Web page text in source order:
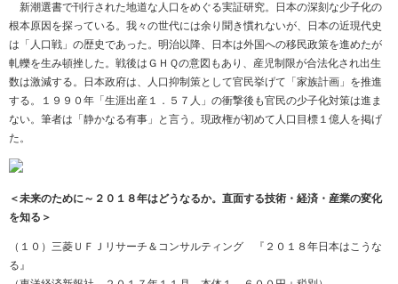
新潮選書で刊行された地道な人口をめぐる実証研究。日本の深刻な少子化の
根本原因を探っている。我々の世代には余り聞き慣れないが、日本の近現代史
は「人口戦」の歴史であった。明治以降、日本は外国への移民政策を進めたが
軋轢を生み頓挫した。戦後はＧＨＱの意図もあり、産児制限が合法化され出生
数は激減する。日本政府は、人口抑制策として官民挙げて「家族計画」を推進
する。１９９０年「生涯出産１．５７人」の衝撃後も官民の少子化対策は進ま
ない。筆者は「静かなる有事」と言う。現政権が初めて人口目標１億人を掲げ
た。
＜未来のために～２０１８年はどうなるか。直面する技術・経済・産業の変化
を知る＞
（１０）三菱ＵＦＪリサーチ＆コンサルティング 『２０１８年日本はこうな
る』